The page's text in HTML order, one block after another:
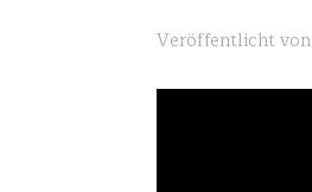
Veröffentlicht von